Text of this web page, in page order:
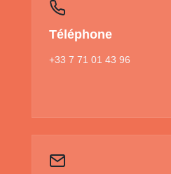
Téléphone
+33 7 71 01 43 96